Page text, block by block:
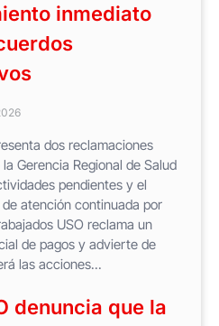
inmediato
dos reclamaciones
Gerencia Regional de Salud
pendientes y el
atención continuada por
USO reclama un
de pagos y advierte de
las acciones...
denuncia que la